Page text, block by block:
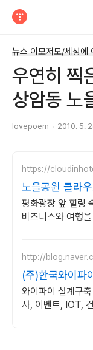
뉴스 이모저모/세상에
우연히 찍
상암동 노
lovepoem 2010. 5.
https://
노을공원 클라
보 10분 거리
평화광장 앞 힐링
비즈니스와 여행
http://
(주)한국와이파
상담 및 견적
와이파이 설계구
사, 이벤트, IOT,